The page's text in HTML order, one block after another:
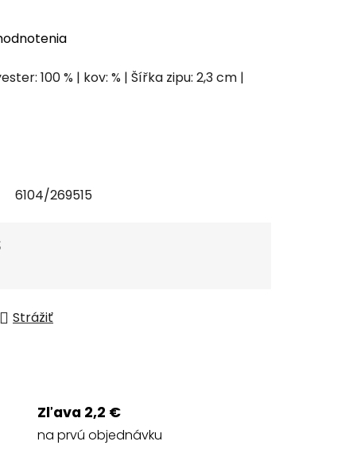
100 % | kov: % | Šířka zipu: 2,3 cm |
6104/269515
Strážiť
Zľava 2,2 €
na prvú objednávku